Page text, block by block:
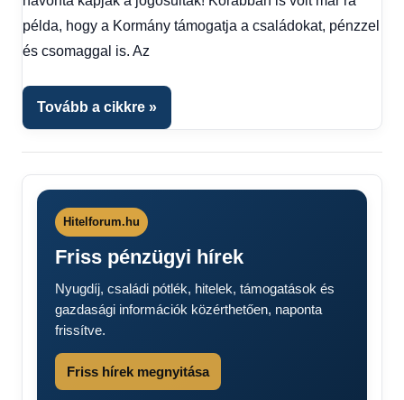
Hírek
példa, hogy a Kormány támogatja a családokat, pénzzel
és csomaggal is. Az
Tovább a cikkre
Hitelforum.hu
Friss pénzügyi hírek
Nyugdíj, családi pótlék, hitelek, támogatások és
gazdasági információk közérthetően, naponta
frissítve.
Friss hírek megnyitása